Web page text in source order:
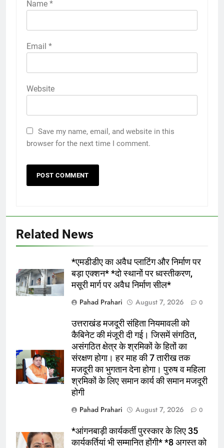
Name *
Email *
Website
Save my name, email, and website in this
browser for the next time I comment.
Related News
*एमडीडीए का अवैध प्लाटिंग और निर्माण पर
बड़ा एक्शन* *दो स्थानों पर ध्वस्तीकरण,
मसूरी मार्ग पर अवैध निर्माण सील*
Pahad Prahari
August 7, 2026 0
उत्तराखंड मजदूरी संहिता नियमावली को
कैबिनेट की मंजूरी दी गई। जिसमें संगठित,
असंगठित क्षेत्र के श्रमिकों के हितों का
संरक्षण होगा। हर माह की 7 तारीख तक
मजदूरी का भुगतान देना होगा। पुरुष व महिला
श्रमिकों के लिए समान कार्य की समान मजदूरी
होगी
Pahad Prahari
August 7, 2026 0
*आंगनबाड़ी कार्यकर्ती पुरस्कार के लिए 35
कार्यकर्तियां भी सम्मानित होंगी* *8 अगस्त को
5
पद पर पदोन्नत हुए कुंदन राम एसएसपी ने दी
6
फैसलों और जवाबदेह शासन ने जीता लोगों का
भरोसा*
उत्तराखंड
भारी बारिश की चेतावनी , स्कूलों में अवकाश ,
अलर्ट रहे कर्मचारी
उत्तराखंड
*राजपुर रोड क्षेत्र के नागरिकों, संस्थाओं और
भू-स्वामियों ने दर्ज कराईं आपत्तियां व सुझाव,